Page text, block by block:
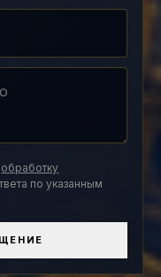
обработку
по указанным